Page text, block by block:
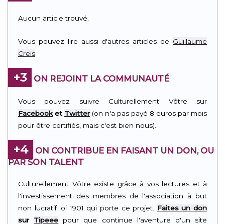
Aucun article trouvé.
Vous pouvez lire aussi d'autres articles de Guillaume
Creis
+3 ON REJOINT LA COMMUNAUTÉ
Vous pouvez suivre Culturellement Vôtre sur
Facebooket Twitter(on n'a pas payé 8 euros par mois
pour être certifiés, mais c'est bien nous).
+4
ON CONTRIBUE EN FAISANT UN DON, OU
PAR SON TALENT
Culturellement Vôtre existe grâce à vos lectures et à
l'investissement des membres de l'association à but
non lucratif loi 1901 qui porte ce projet. Faites un don
sur Tipeee pour que continue l'aventure d'un site